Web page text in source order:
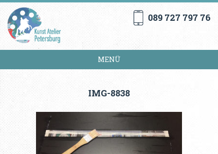
089 727 797 76
MENÜ
IMG-8838